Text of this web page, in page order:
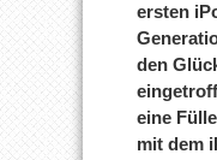
ersten
den
eine
mit dem